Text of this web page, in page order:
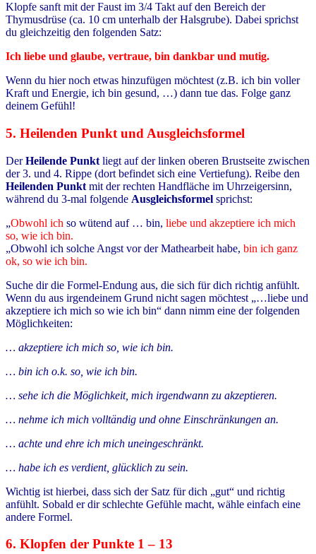
Klopfe sanft mit der Faust im 3/4 Takt auf den Bereich der
Thymusdrüse (ca. 10 cm unterhalb der Halsgrube). Dabei sprichst
du gleichzeitig den folgenden Satz:
Ich liebe und glaube, vertraue, bin dankbar und mutig.
Wenn du hier noch etwas hinzufügen möchtest (z.B. ich bin voller
Kraft und Energie, ich bin gesund, …) dann tue das. Folge ganz
deinem Gefühl!
5. Heilenden Punkt und Ausgleichsformel
DerHeilende Punkt liegt auf der linken oberen Brustseite zwischen
der 3. und 4. Rippe (dort befindet sich eine Vertiefung). Reibe den
Heilenden Punkt mit der rechten Handfläche im Uhrzeigersinn,
während du 3-mal folgende Ausgleichsformel sprichst:
„Obwohl ich so wütend auf … bin, liebe und akzeptiere ich mich
so, wie ich bin.
„Obwohl ich solche Angst vor der Mathearbeit habe, bin ich ganz
ok, so wie ich bin.
Suche dir die Formel-Endung aus, die sich für dich richtig anfühlt.
Wenn du aus irgendeinem Grund nicht sagen möchtest „…liebe und
akzeptiere ich mich so wie ich bin“ dann nimm eine der folgenden
Möglichkeiten:
… akzeptiere ich mich so, wie ich bin.
… bin ich o.k. so, wie ich bin.
… sehe ich die Möglichkeit, mich irgendwann zu akzeptieren.
… nehme ich mich volltändig und ohne Einschränkungen an.
… achte und ehre ich mich uneingeschränkt.
… habe ich es verdient, glücklich zu sein.
Wichtig ist hierbei, dass sich der Satz für dich „gut“ und richtig
anfühlt. Sobald er dir schlechte Gefühle macht, wähle einfach eine
andere Formel.
6. Klopfen der Punkte 1 – 13